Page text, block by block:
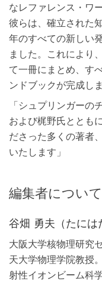
なレファレンス・ワ
彼らは、確立された
年のすべての新しい
ました。これにより
て一冊にまとめ、す
ンドブックが完成し
「シュプリンガーの
および梶野氏ととも
ださった多くの著者
いたします」
編集者について
谷畑 勇夫（たには
大阪大学核物理研究
天大学物理学院教授
射性イオンビーム科